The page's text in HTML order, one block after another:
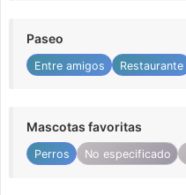
Paseo
Entre amigos Restaurante
Mascotas favoritas
Perros No especificado